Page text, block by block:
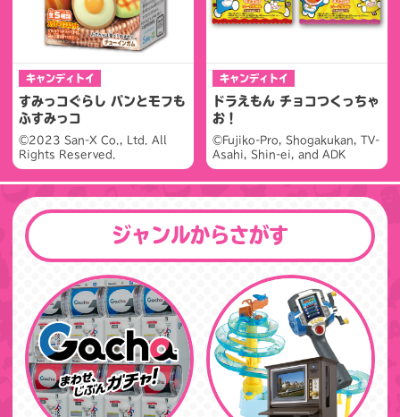
キャンディトイ
すみっコぐらし パンとモフも
ふすみっコ
©2023 San-X Co., Ltd. All
Rights Reserved.
キャンディトイ
ドラえもん チョコつくっちゃ
お！
©Fujiko-Pro, Shogakukan, TV-
Asahi, Shin-ei, and ADK
ジャンルからさがす